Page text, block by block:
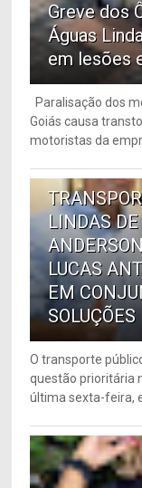
Greve dos
Águas
em lesões
Paralisação dos
Goiás causa
motoristas da
6
LINDAS
LUCAS
EM
SOLUÇÕES
O transporte
questão prioritária
última sexta-feira,